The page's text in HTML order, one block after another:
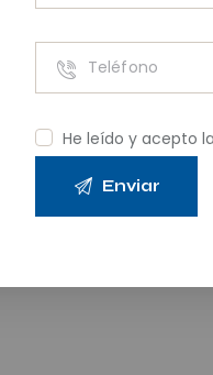
He leído y acepto